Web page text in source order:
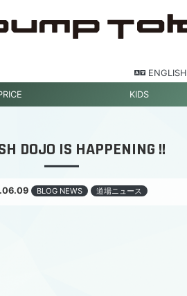
ENGLISH
KIDS
DOJO IS HAPPENING !!
BLOG NEWS 道場ニュース